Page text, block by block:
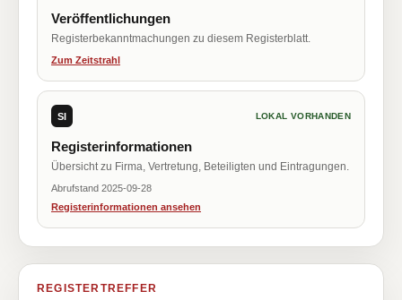
Veröffentlichungen
Registerbekanntmachungen zu diesem Registerblatt.
Zum Zeitstrahl
SI LOKAL VORHANDEN
Registerinformationen
Übersicht zu Firma, Vertretung, Beteiligten und Eintragungen.
Abrufstand 2025-09-28
Registerinformationen ansehen
REGISTERTREFFER